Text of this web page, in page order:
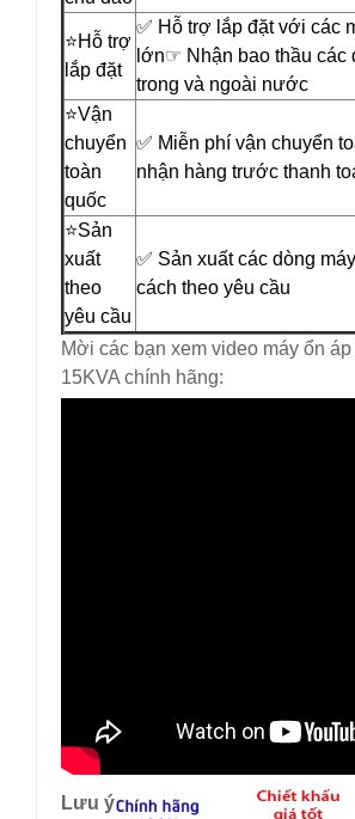
⭐️Hỗ trợ
lắp đặt
✅ Hỗ trợ lắp đặt với các
lớn☞ Nhận bao thầu các
trong và ngoài nước
⭐️Vận
chuyển
toàn
quốc
✅ Miễn phí vận chuyển
nhận hàng trước thanh
⭐️Sản
xuất
theo
yêu cầu
✅ Sản xuất các dòng
cách theo yêu cầu
Mời các bạn xem video máy ổn
15KVA chính hãng:
Lưu ý